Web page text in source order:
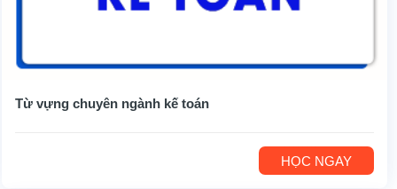
Từ vựng chuyên ngành kế toán
HỌC NGAY